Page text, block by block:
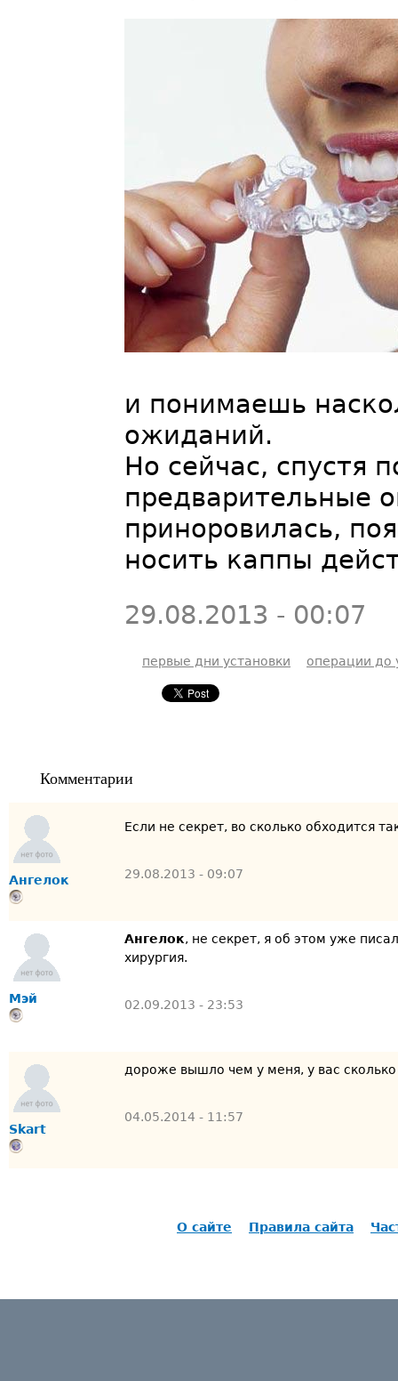
и понимаешь
ожиданий.
Но сейчас, спустя
предварительные
приноровилась,
носить каппы
29.08.2013 - 00:07
первые дни установки операции до
Комментарии
Ангелок
Если не секрет, во сколько обходится
29.08.2013 - 09:07
Мэй
Ангелок, не секрет, я об этом уже
хирургия.
02.09.2013 - 23:53
Skart
дороже вышло чем у меня, у вас сколько
04.05.2014 - 11:57
О сайте Правила сайта